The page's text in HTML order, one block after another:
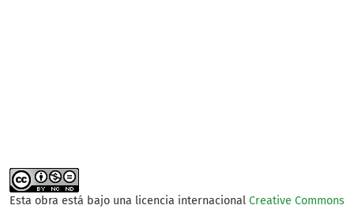
Esta obra está bajo una licencia internacional Creative Commons